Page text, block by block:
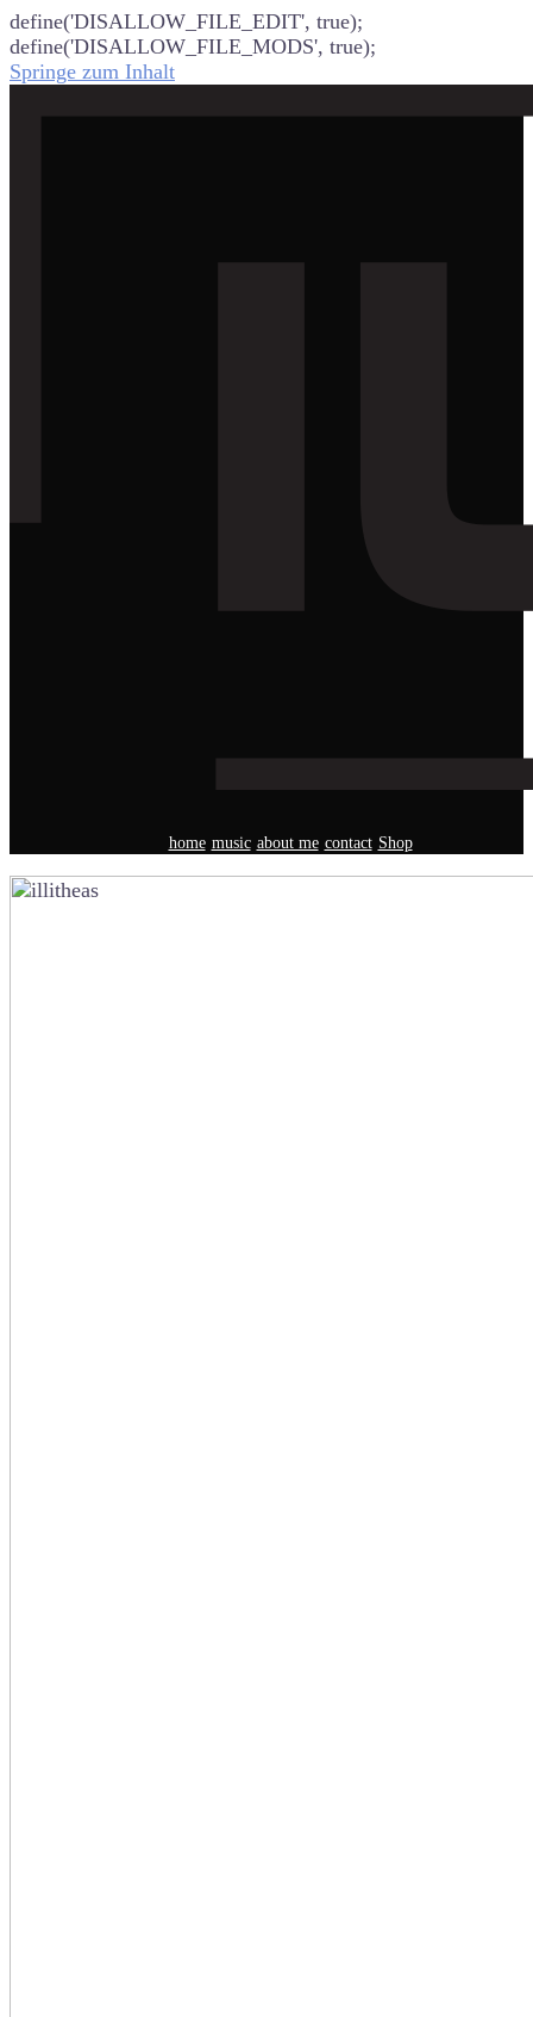
define('DISALLOW_FILE_EDIT', true);
define('DISALLOW_FILE_MODS', true);
Springe zum Inhalt
home music about me contact Shop